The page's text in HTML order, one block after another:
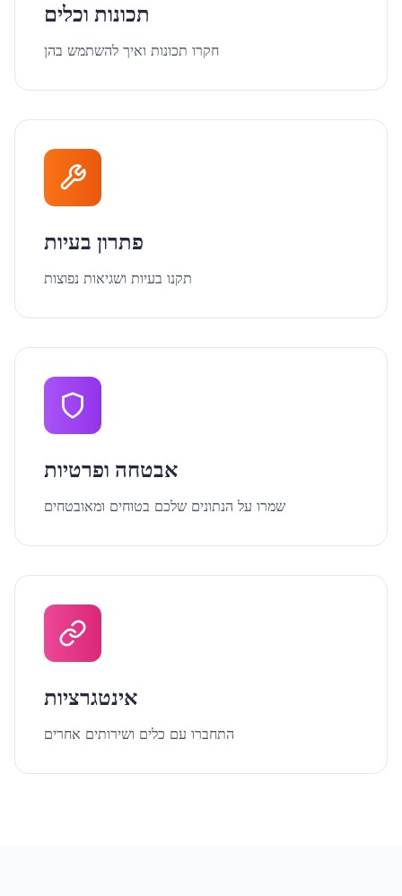
תכונות וכלים
חקרו תכונות ואיך להשתמש בהן
פתרון בעיות
תקנו בעיות ושגיאות נפוצות
אבטחה ופרטיות
שמרו על הנתונים שלכם בטוחים ומאובטחים
אינטגרציות
התחברו עם כלים ושירותים אחרים